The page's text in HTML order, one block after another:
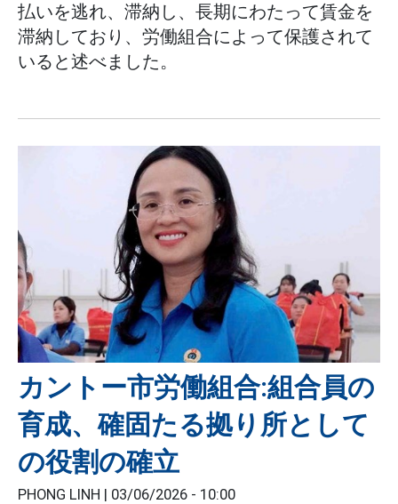
払いを逃れ、滞納し、長期にわたって賃金を
滞納しており、労働組合によって保護されて
いると述べました。
カントー市労働組合:組合員の
育成、確固たる拠り所として
の役割の確立
PHONG LINH | 03/06/2026 - 10:00